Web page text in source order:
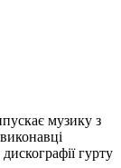
музику з
гурту